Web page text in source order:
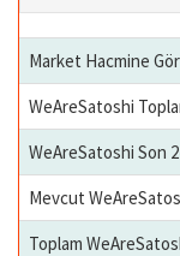
Market Hacmine
WeAreSatoshi
WeAreSatoshi Son
Mevcut
Toplam